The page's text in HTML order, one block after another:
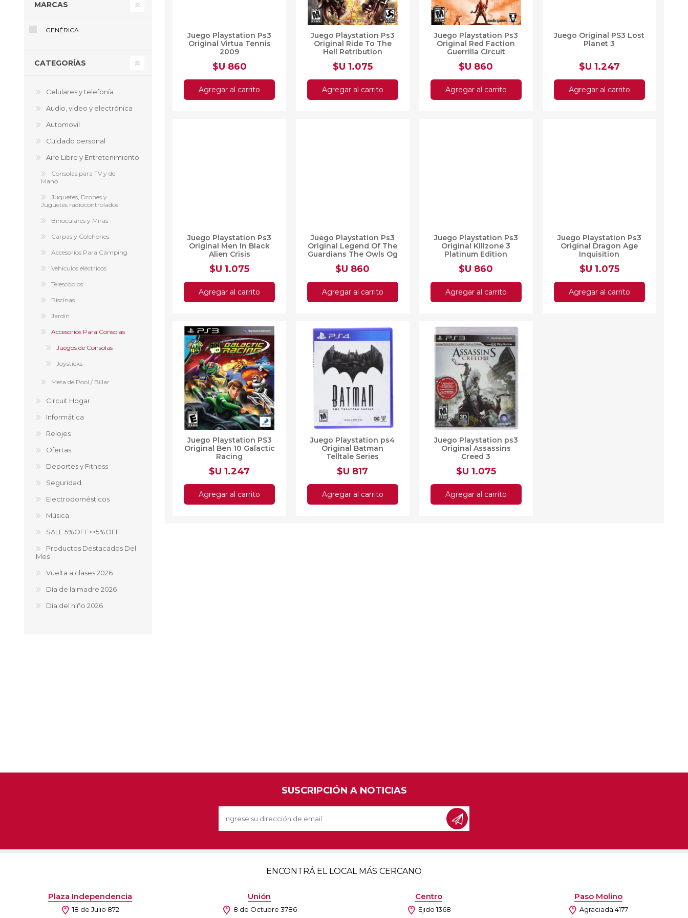
Juego Playstation Ps3
Original Virtua Tennis
2009
$U 860
Agregar al carrito
Juego Playstation Ps3
Original Ride To The
Hell Retribution
$U 1.075
Agregar al carrito
Juego Playstation Ps3
Original Red Faction
Guerrilla Circuit
$U 860
Agregar al carrito
Juego Original PS3 Lost
Planet 3
$U 1.247
Agregar al carrito
Juego Playstation Ps3
Original Men In Black
Alien Crisis
$U 1.075
Agregar al carrito
Juego Playstation Ps3
Original Legend Of The
Guardians The Owls Og
ga´Hoole
$U 860
Agregar al carrito
Juego Playstation Ps3
Original Killzone 3
Platinum Edition
$U 860
Agregar al carrito
Juego Playstation Ps3
Original Dragon Age
Inquisition
$U 1.075
Agregar al carrito
Juego Playstation PS3
Original Ben 10 Galactic
Racing
$U 1.247
Agregar al carrito
Juego Playstation ps4
Original Batman
Telltale Series
$U 817
Agregar al carrito
Juego Playstation ps3
Original Assassins
Creed 3
$U 1.075
Agregar al carrito
MARCAS
GENÉRICA
CATEGORÍAS
Celulares y telefonía
Audio, video y electrónica
Automovil
Cuidado personal
Aire Libre y Entretenimiento
Consolas para TV y de
Mano
Juguetes, Drones y
Juguetes radiocontrolados
Binoculares y Miras
Carpas y Colchones
Accesorios Para Camping
Vehículos eléctricos
Telescopios
Piscinas
Jardín
Accesorios Para Consolas
Juegos de Consolas
Joysticks
Mesa de Pool / Billar
Circuit Hogar
Informática
Relojes
Ofertas
Deportes y Fitness
Seguridad
Electrodomésticos
Música
SALE 5%OFF>>5%OFF
Productos Destacados Del
Mes
Vuelta a clases 2026
Día de la madre 2026
Día del niño 2026
SUSCRIPCIÓN A NOTICIAS
ENCONTRÁ EL LOCAL MÁS CERCANO
Plaza Independencia
18 de Julio 872
Unión
8 de Octubre 3786
Centro
Ejido 1368
Paso Molino
Agraciada 4177